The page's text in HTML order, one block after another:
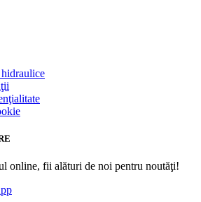
online, fii alături de noi pentru noutăţi!